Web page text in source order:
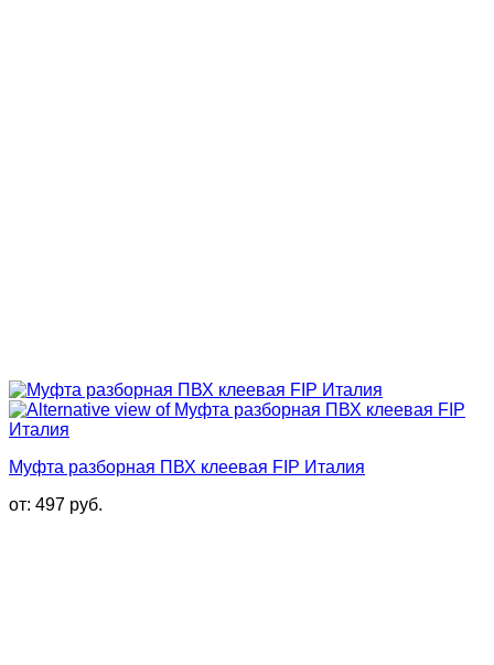
Муфта разборная ПВХ клеевая FIP Италия
от: 497 руб.